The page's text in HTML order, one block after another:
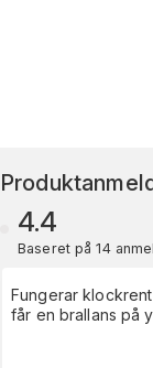
4.4
Baseret på 14
Fungerar
får en brallans på